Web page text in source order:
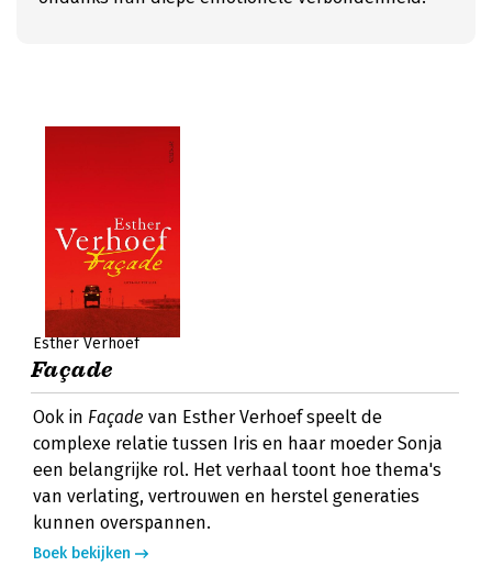
Esther Verhoef
Façade
Ook in Façade van Esther Verhoef speelt de
complexe relatie tussen Iris en haar moeder Sonja
een belangrijke rol. Het verhaal toont hoe thema's
van verlating, vertrouwen en herstel generaties
kunnen overspannen.
Boek bekijken